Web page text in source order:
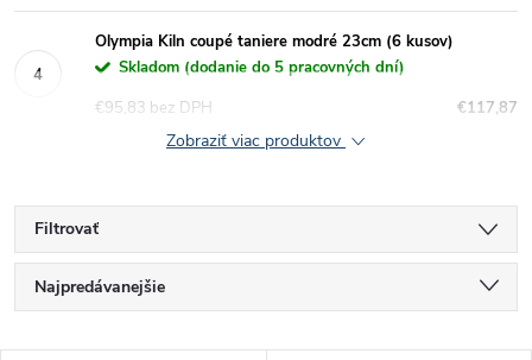
Olympia Kiln coupé taniere modré 23cm (6 kusov)
Skladom (dodanie do 5 pracovných dní)
€117,87
€95,83 bez DPH
Zobraziť viac produktov
Filtrovať
R
Najpredávanejšie